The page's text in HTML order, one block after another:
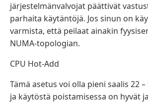
järjestelmänvalvojat päättivät
parhaita käytäntöjä. Jos sinun on
varmista, että peilaat ainakin
NUMA-topologian.
CPU Hot-Add
Tämä asetus voi olla pieni saalis 22
ja käytöstä poistamisessa on hyvät